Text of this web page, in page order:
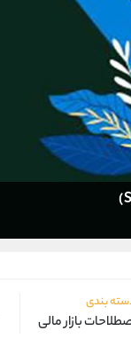
بندی
بازار مالی